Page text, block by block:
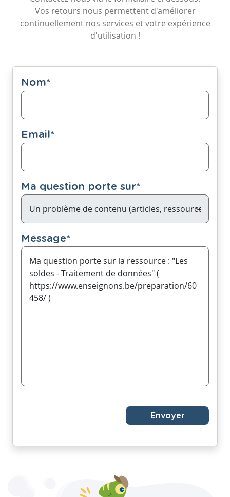
Vos retours nous permettent d'améliorer
continuellement nos services et votre expérience
d'utilisation !
Nom*
Email*
Ma question porte sur*
Message*
Envoyer